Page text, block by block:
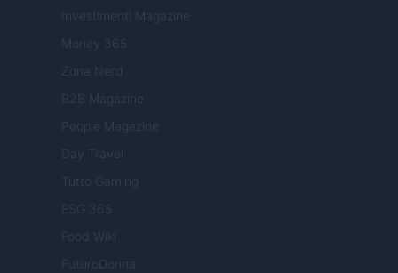
Investimenti Magazine
Money 365
Zona Nerd
B2B Magazine
People Magazine
Day Travel
Tutto Gaming
ESG 365
Food Wiki
FuturoDonna